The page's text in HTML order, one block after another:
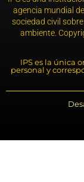
agencia mundial
sociedad civil
ambiente.
IPS es la única
personal y